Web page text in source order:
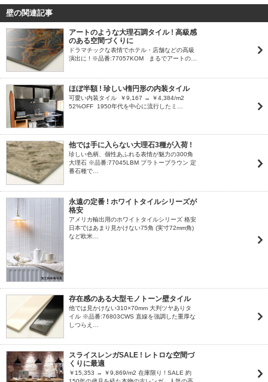
壁の関連記事
アートのような大理石調タイル ! 高級感
のある空間づくりに
ドラマチックな表情でホテル・店舗などの高級
演出に ! ※品番:77057KOM まるでアートの…
ほぼ半額 ! 珍しい楕円形の内装タイル
可愛い内装タイル ￥9,167 → ￥4,384/m2
52%OFF 1950年代を中心に流行したミ…
他では手に入らない大理石3種が入荷 !
珍しい色柄、個性あふれる表情が魅力の300角
大理石 ※品番:77045LBM プラトーブラウン 定
番石種で…
永遠の定番 ! ホワイトタイルシリーズが
格安
アメリカ輸出用のホワイトタイルシリーズ 格安
日本ではあまり見かけない75角 (実寸72mm角)
など欧米…
存在感のある大型モノトーン壁タイル
他では見かけない310×70mm 大判ツヤありタ
イル ※品番:76803CWS 直線を強調した重厚な
しつらえ…
スライスレンガSALE ! レトロな空間づ
くりに最適
￥15,353 → ￥9,869/m2 在庫限り ! SALE 約